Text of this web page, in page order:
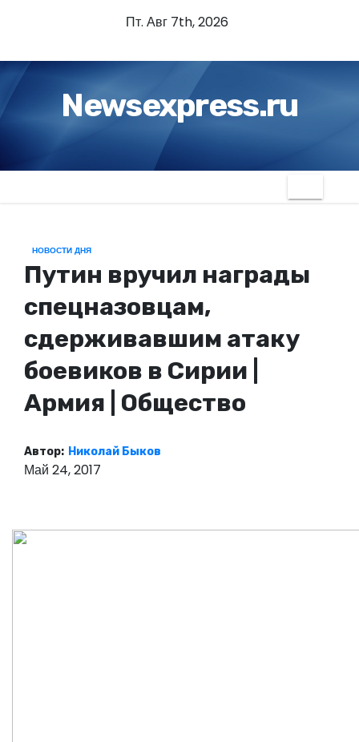
т
к
Пт. Авг 7th, 2026
Newsexpress.ru
НОВОСТИ ДНЯ
Путин вручил награды
спецназовцам,
сдерживавшим атаку
боевиков в Сирии |
Армия | Общество
Автор: Николай Быков
Май 24, 2017